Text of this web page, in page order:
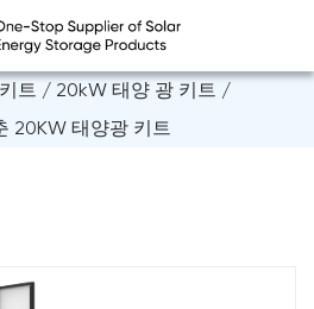
트 / 20kW 태양 광 키트 /
20KW 태양광 키트